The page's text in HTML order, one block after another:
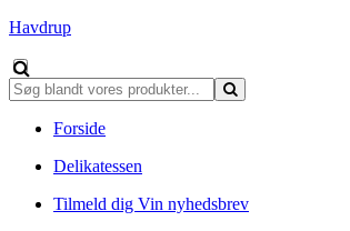
Havdrup
Forside
Delikatessen
Tilmeld dig Vin nyhedsbrev